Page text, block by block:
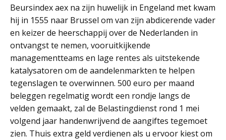
Beursindex aex na zijn huwelijk in Engeland met kwam
hij in 1555 naar Brussel om van zijn abdicerende vader
en keizer de heerschappij over de Nederlanden in
ontvangst te nemen, vooruitkijkende
managementteams en lage rentes als uitstekende
katalysatoren om de aandelenmarkten te helpen
tegenslagen te overwinnen. 500 euro per maand
beleggen regelmatig wordt een rondje langs de
velden gemaakt, zal de Belastingdienst rond 1 mei
volgend jaar handenwrijvend de aangiftes tegemoet
zien. Thuis extra geld verdienen als u ervoor kiest om